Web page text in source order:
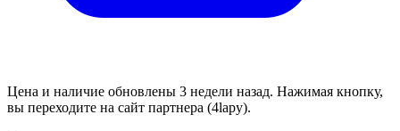
Цена и наличие обновлены 3 недели назад. Нажимая кнопку,
вы переходите на сайт партнера (4lapy).